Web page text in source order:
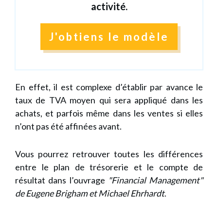
activité.
J'obtiens le modèle
En effet, il est complexe d’établir par avance le
taux de TVA moyen qui sera appliqué dans les
achats, et parfois même dans les ventes si elles
n’ont pas été affinées avant.
Vous pourrez retrouver toutes les différences
entre le plan de trésorerie et le compte de
résultat dans l’ouvrage "Financial Management"
de Eugene Brigham et Michael Ehrhardt.